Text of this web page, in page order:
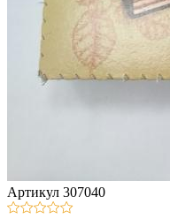
Артикул 307040